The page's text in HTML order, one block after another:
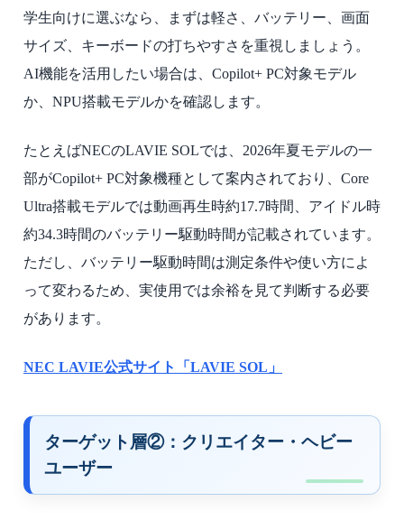
学生向けに選ぶなら、まずは軽さ、バッテリー、画面
サイズ、キーボードの打ちやすさを重視しましょう。
AI機能を活用したい場合は、Copilot+ PC対象モデル
か、NPU搭載モデルかを確認します。
たとえばNECのLAVIE SOLでは、2026年夏モデルの一
部がCopilot+ PC対象機種として案内されており、Core
Ultra搭載モデルでは動画再生時約17.7時間、アイドル時
約34.3時間のバッテリー駆動時間が記載されています。
ただし、バッテリー駆動時間は測定条件や使い方によ
って変わるため、実使用では余裕を見て判断する必要
があります。
NEC LAVIE公式サイト「LAVIE SOL」
ターゲット層②：クリエイター・ヘビー
ユーザー